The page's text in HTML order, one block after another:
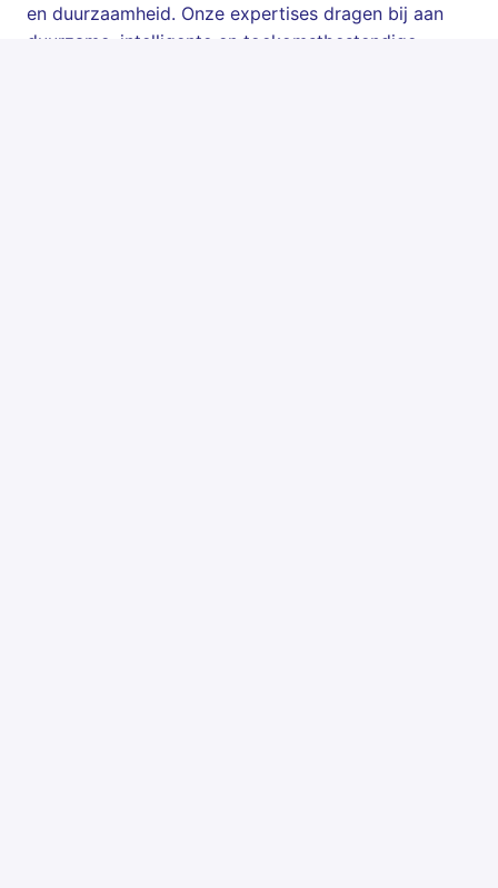
en duurzaamheid. Onze expertises dragen bij aan
duurzame, intelligente en toekomstbestendige